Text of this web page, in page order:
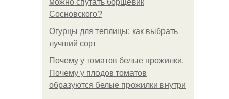
можно спутать борщевик
Сосновского?
Огурцы для теплицы: как выбрать
лучший сорт
Почему у томатов белые прожилки.
Почему у плодов томатов
образуются белые прожилки внутри